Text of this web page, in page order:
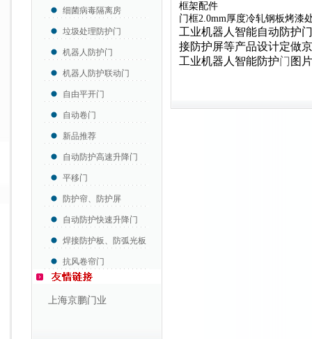
细菌病毒隔离房
垃圾处理防护门
机器人防护门
机器人防护联动门
自由平开门
自动卷门
新品推荐
自动防护高速升降门
平移门
防护帘、防护屏
自动防护快速升降门
焊接防护板、防弧光板
抗风卷帘门
上海京鹏门业
框架配件
门框2.0mm厚度冷轧钢板烤漆
工业机器人智能自动防护
接防护屏等产品设计定做
工业机器人智能防护门 图